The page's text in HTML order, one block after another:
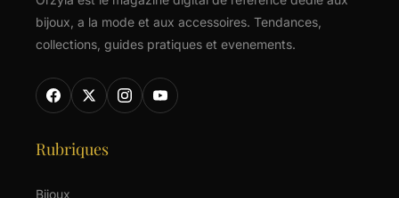
bijoux, a la mode et aux accessoires. Tendances,
collections, guides pratiques et evenements.
Rubriques
Bijoux